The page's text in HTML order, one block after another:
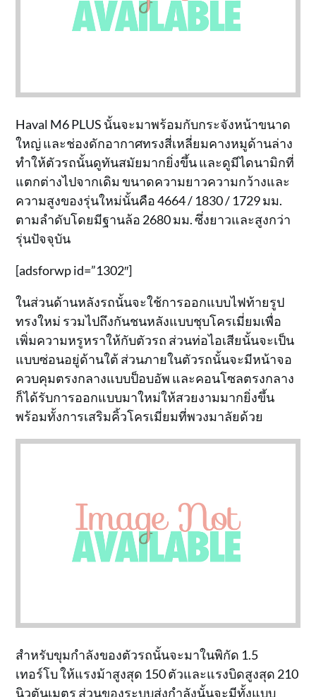
Haval M6 PLUS นั้นจะมาพร้อมกับกระจังหน้าขนาด
ใหญ่ และช่องดักอากาศทรงสี่เหลี่ยมคางหมูด้านล่าง
ทำให้ตัวรถนั้นดูทันสมัยมากยิ่งขึ้น และดูมีไดนามิกที่
แตกต่างไปจากเดิม ขนาดความยาวความกว้างและ
ความสูงของรุ่นใหม่นั้นคือ 4664 / 1830 / 1729 มม.
ตามลำดับโดยมีฐานล้อ 2680 มม. ซึ่งยาวและสูงกว่า
รุ่นปัจจุบัน
[adsforwp id=”1302″]
ในส่วนด้านหลังรถนั้นจะใช้การออกแบบไฟท้ายรูป
ทรงใหม่ รวมไปถึงกันชนหลังแบบชุบโครเมี่ยมเพื่อ
เพิ่มความหรูหราให้กับตัวรถ ส่วนท่อไอเสียนั้นจะเป็น
แบบซ่อนอยู่ด้านใต้ ส่วนภายในตัวรถนั้นจะมีหน้าจอ
ควบคุมตรงกลางแบบป็อบอัพ และคอนโซลตรงกลาง
ก็ได้รับการออกแบบมาใหม่ให้สวยงามมากยิ่งขึ้น
พร้อมทั้งการเสริมคิ้วโครเมี่ยมที่พวงมาลัยด้วย
สำหรับขุมกำลังของตัวรถนั้นจะมาในพิกัด 1.5
เทอร์โบ ให้แรงม้าสูงสุด 150 ตัวและแรงบิดสูงสุด 210
นิวตันเมตร ส่วนของระบบส่งกำลังนั้นจะมีทั้งแบบ